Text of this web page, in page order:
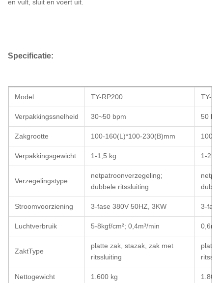
en vult, sluit en voert uit.
Specificatie:
Model TY-RP200 TY-
Verpakkingssnelheid 30~50 bpm 50
Zakgrootte 100-160(L)*100-230(B)mm 100-
Verpakkingsgewicht 1-1,5 kg 1-2 kg
Verzegelingstype
netpatroonverzegeling;
dubbele ritssluiting
Stroomvoorziening 3-fase 380V 50HZ, 3KW 3-
Luchtverbruik 5-8kgf/cm²; 0,4m³/min
ZaktType
platte zak, stazak, zak met
ritssluiting
platte
Nettogewicht 1.600 kg 1.800